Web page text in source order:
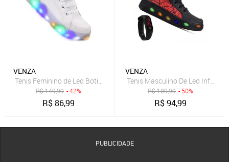
VENZA
Tenis Feminino de Led Botinha Borboleta Glitter Calce Facil
R$149,99 - 42%
R$86,99
VENZA
Tenis Masculino De Led Infantil
R$189,99 - 50%
R$94,99
PUBLICIDADE